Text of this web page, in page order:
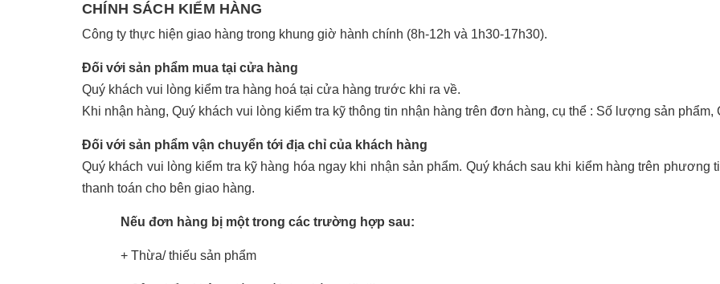
CHÍNH SÁCH KIỂM HÀNG
Công ty thực hiện giao hàng trong khung giờ hành chính (8h-12h và 1h30-17h30).
Đối với sản phẩm mua tại cửa hàng
Quý khách vui lòng kiểm tra hàng hoá tại cửa hàng trước khi ra về.
Khi nhận hàng, Quý khách vui lòng kiểm tra kỹ thông tin nhận hàng trên đơn hàng, cụ thể : Số lượng sản
Đối với sản phẩm vận chuyển tới địa chỉ của khách hàng
Quý khách vui lòng kiểm tra kỹ hàng hóa ngay khi nhận sản phẩm. Quý khách sau khi kiểm hàng trên
thanh toán cho bên giao hàng.
Nếu đơn hàng bị một trong các trường hợp sau:
+ Thừa/ thiếu sản phẩm